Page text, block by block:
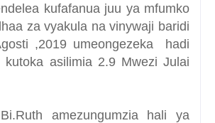
kufafanua juu ya mfumko
za vyakula na vinywaji baridi
,2019 umeongezeka hadi
kutoka asilimia 2.9 Mwezi Julai
amezungumzia hali ya